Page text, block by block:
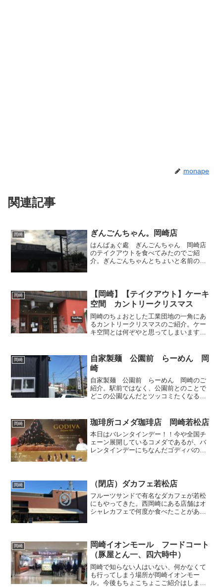
monape
関連記事
岡崎 ぎんごんちゃん。岡崎店
はんばぁぐ處 ぎんごんちゃん 岡崎店
のテイクアウトを食べてみたのでご紹
介。ぎんごんちゃんとちょいと名前の変
ンバーグを頼んでみた。テイ...
岡崎
【岡崎】【テイクアウト】ケーキ
空間 カントリークリスマス
岡崎のちょおとした工業団地の一角にあ
るカントリークリスマスのご紹介。ケー
キ空間とは何ぞやと思ってしまいます
とけっこうTV取材なんかも受けている感
じが見受けられます。シ...
岡崎
自家製麺 公園前 らーめん 岡
崎
自家製麺 公園前 らーめん 岡崎のご
紹介。駅前ではなく、公園前とのことで
どこの公園なんだとツッコミたくなるネ
なかしらないわけである。岡崎駅からは
700ｍ程度で歩いて10...
岡崎 珈琲所コメダ珈琲店 岡崎若松店
本日はバレンタインデー！！今や全国チ
ェーン展開しているコメダであるが、バ
レンタインデーにちなんだゴディバのチ
んなおいしかったけと思わ...
岡崎 （閉店）ダカフェ若松店
フルーツサンドで有名なダカフェが若松
にもやってきた。西岡崎にある店舗はオ
シャレカフェで何度か食べたことがあっ
ている箇所ではあり、このコロナ化では
あるが、おいしいフルーツサンドを継続
して提供してほしいなぁ。
岡崎
岡崎イオンモール フードコート
（豚屋とん一、四六時中）
岡崎で知らない人はいない、何かなくて
も行ってしまう場所が岡崎イオンモー
ル。今後もちょこちょこご紹介はします